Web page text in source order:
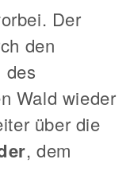
Der
den
des
Wald wieder
über die
, dem